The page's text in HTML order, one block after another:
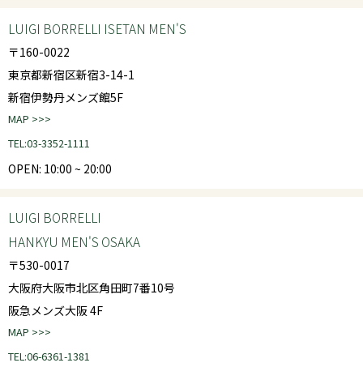
LUIGI BORRELLI ISETAN MEN'S
〒160-0022
東京都新宿区新宿3-14-1
新宿伊勢丹メンズ館5F
MAP >>>
TEL:03-3352-1111
OPEN: 10:00 ~ 20:00
LUIGI BORRELLI
HANKYU MEN'S OSAKA
〒530-0017
大阪府大阪市北区角田町7番10号
阪急メンズ大阪 4F
MAP >>>
TEL:06-6361-1381